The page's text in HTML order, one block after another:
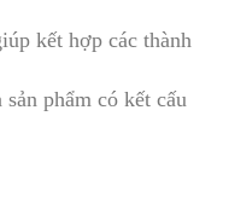
kết hợp các thành
phẩm có kết cấu